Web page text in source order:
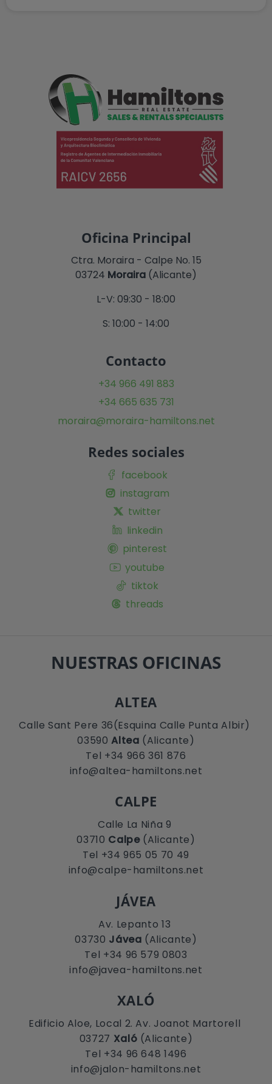
Oficina Principal
Ctra. Moraira - Calpe No. 15
03724 Moraira (Alicante)
L-V: 09:30 - 18:00
S: 10:00 - 14:00
Contacto
+34 966 491 883
+34 665 635 731
moraira@moraira-hamiltons.net
Redes sociales
facebook
instagram
twitter
linkedin
pinterest
youtube
tiktok
threads
NUESTRAS OFICINAS
ALTEA
Calle Sant Pere 36(Esquina Calle Punta Albir)
03590Altea (Alicante)
Tel +34 966 361 876
info@altea-hamiltons.net
CALPE
Calle La Niña 9
03710 Calpe(Alicante)
Tel +34 965 05 70 49
info@calpe-hamiltons.net
JÁVEA
Av. Lepanto 13
03730 Jávea (Alicante)
Tel +34 96 579 0803
info@javea-hamiltons.net
XALÓ
Edificio Aloe, Local 2. Av. Joanot Martorell
03727 Xaló (Alicante)
Tel +34 96 648 1496
info@jalon-hamiltons.net